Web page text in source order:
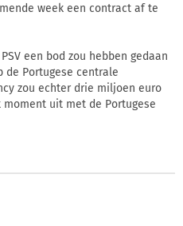
week een contract af te
een bod zou hebben gedaan
de Portugese centrale
zou echter drie miljoen euro
uit met de Portugese